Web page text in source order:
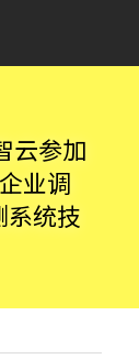
云参加
业调
统技